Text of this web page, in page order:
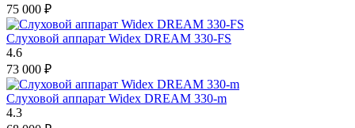
75 000 ₽
Слуховой аппарат Widex DREAM 330-FS
4.6
73 000 ₽
Слуховой аппарат Widex DREAM 330-m
4.3